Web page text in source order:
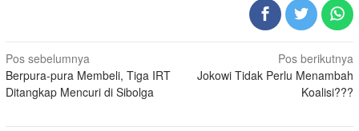
Navigasi
pos
Pos sebelumnya
Berpura-pura Membeli, Tiga IRT
Ditangkap Mencuri di Sibolga
Pos berikutnya
Jokowi Tidak Perlu Menambah
Koalisi???